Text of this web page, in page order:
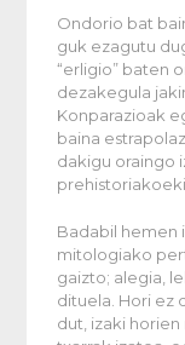
Ondorio bat
guk ezagutu
“erligio” baten
dezakegula
Konparazioak
baina
dakigu oraingo
Badabil hemen
mitologiako
gaizto; alegia,
dituela. Hori ez
dut, izaki